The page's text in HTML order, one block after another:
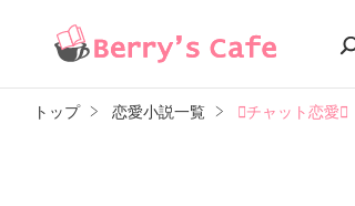
トップ 恋愛小説一覧 チャット恋愛